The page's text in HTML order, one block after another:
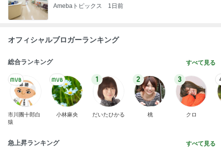
Amebaトピックス 1日前
オフィシャルブロガーランキング
総合ランキング すべて見る
市川團十郎白
猿
小林麻央
1
だいたひかる
2
桃
3
クロ
急上昇ランキング すべて見る